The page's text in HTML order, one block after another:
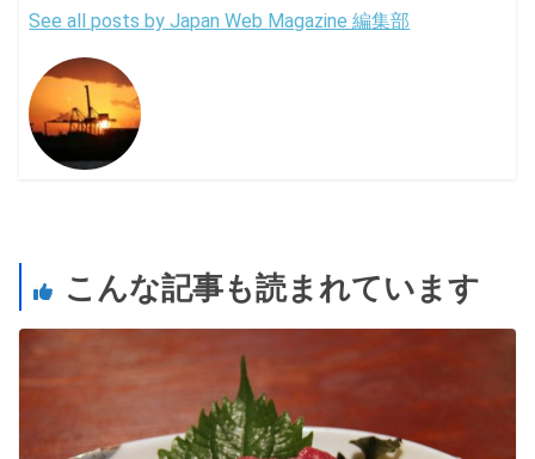
See all posts by Japan Web Magazine 編集部
こんな記事も読まれています